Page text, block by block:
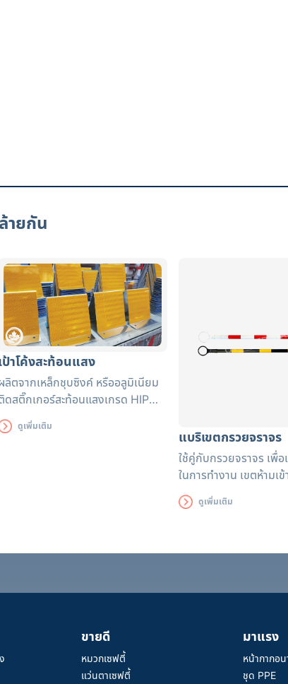
ายกัน
ป้าโค้งสะท้อนแสง
ลิตจากเหล็กชุบซิงค์ หรืออลูมิเนียม
ดสติ๊กเกอร์สะท้อนแสงเกรด HIP
(High Intensity Prismatic)
ดูเพิ่มเติม
แบริเขตกรวยจราจร
ใช้คู่กับกรวยจราจร เพื่
ในการทำงาน เขตห้ามเข้
ออก พื้นที่อันตราย
ดูเพิ่มเติม
ขายดี
หมวกเซฟตี้
แว่นตาเซฟตี้
มาแรง
หน้ากากอ
ชุด PPE